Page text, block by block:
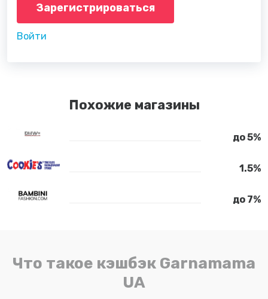
Зарегистрироваться
Войти
Похожие магазины
до 5%
1.5%
до 7%
Что такое кэшбэк Garnamama
UA